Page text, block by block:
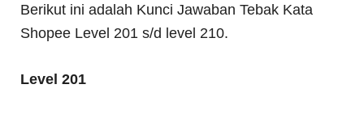
Berikut ini adalah Kunci Jawaban Tebak Kata
Shopee Level 201 s/d level 210.
Level 201